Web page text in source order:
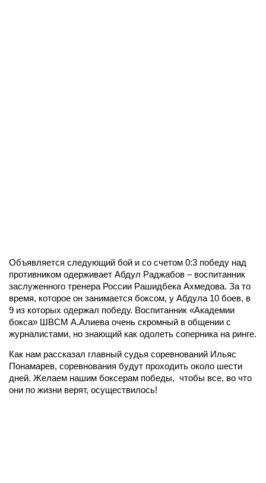
Объявляется следующий бой и со счетом 0:3 победу над
противником одерживает Абдул Раджабов – воспитанник
заслуженного тренера России Рашидбека Ахмедова. За то
время, которое он занимается боксом, у Абдула 10 боев, в
9 из которых одержал победу. Воспитанник «Академии
бокса» ШВСМ А.Алиева очень скромный в общении с
журналистами, но знающий как одолеть соперника на ринге.
Как нам рассказал главный судья соревнований Ильяс
Понамарев, соревнования будут проходить около шести
дней. Желаем нашим боксерам победы, чтобы все, во что
они по жизни верят, осуществилось!